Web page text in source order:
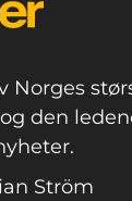
Norges
den
Ström